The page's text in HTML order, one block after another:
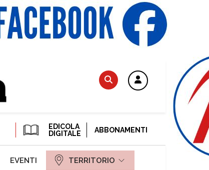
EDICOLA
DIGITALE
ABBONAMENTI
EVENTI TERRITORIO